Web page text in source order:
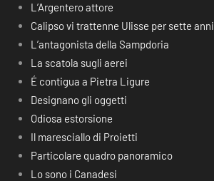
L’Argentero attore
Calipso vi trattenne Ulisse per sette anni
L’antagonista della Sampdoria
La scatola sugli aerei
É contigua a Pietra Ligure
Designano gli oggetti
Odiosa estorsione
Il maresciallo di Proietti
Particolare quadro panoramico
Lo sono i Canadesi